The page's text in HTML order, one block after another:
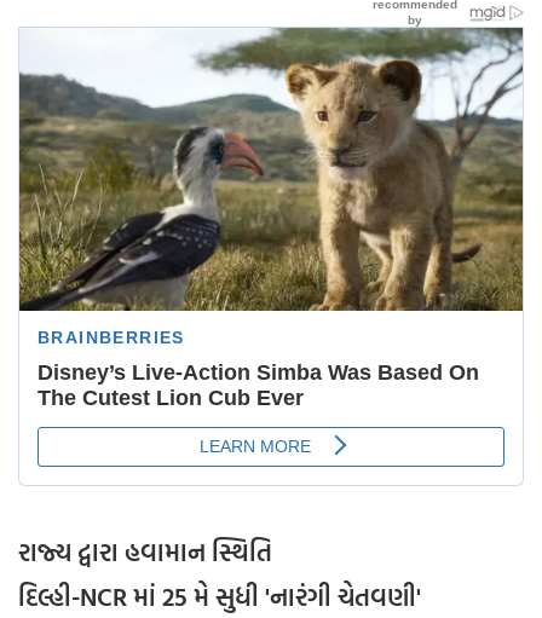
રાજ્ય દ્વારા હવામાન સ્થિતિ
દિલ્હી-NCR માં 25 મે સુધી 'નારંગી ચેતવણી'